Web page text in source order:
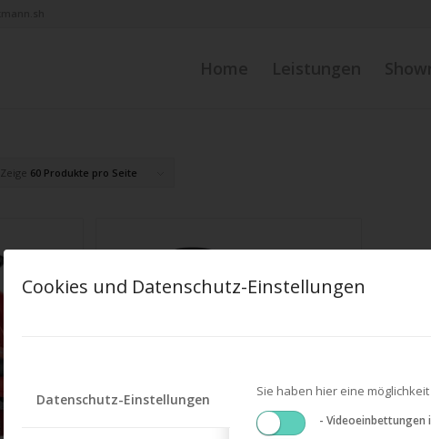
Cookies und Datenschutz-Einstellungen
Datenschutz-Einstellungen Sie haben hier eine
- Videoeinbettungen
Zeige 60 Produkte pro Seite